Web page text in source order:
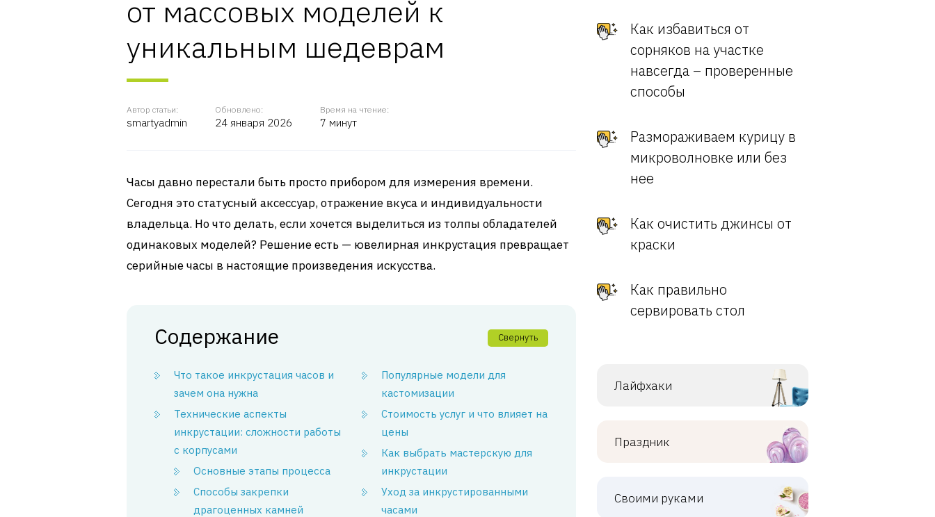
от массовых моделей к
уникальным шедеврам
Автор статьи:
smartyadmin
Обновлено:
24 января 2026
Время на чтение:
7 минут
Часы давно перестали быть просто прибором для измерения времени.
Сегодня это статусный аксессуар, отражение вкуса и индивидуальности
владельца. Но что делать, если хочется выделиться из толпы обладателей
одинаковых моделей? Решение есть — ювелирная инкрустация превращает
серийные часы в настоящие произведения искусства.
Содержание Свернуть
Что такое инкрустация часов и
зачем она нужна
Технические аспекты
инкрустации: сложности работы
с корпусами
Основные этапы процесса
Способы закрепки
драгоценных камней
Популярные модели для
кастомизации
Стоимость услуг и что влияет на
цены
Как выбрать мастерскую для
инкрустации
Уход за инкрустированными
часами
Как избавиться от
сорняков на участке
навсегда – проверенные
способы
Размораживаем курицу в
микроволновке или без
нее
Как очистить джинсы от
краски
Как правильно
сервировать стол
Лайфхаки
Праздник
Своими руками